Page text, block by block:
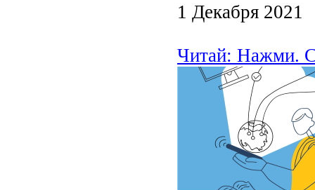
1 Декабря 2021
Читай: Нажми.